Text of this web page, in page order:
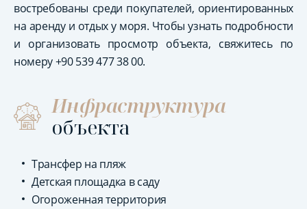
востребованы среди покупателей, ориентированных
на аренду и отдых у моря. Чтобы узнать подробности
и организовать просмотр объекта, свяжитесь по
номеру +90 539 477 38 00.
Инфраструктура
объекта
Трансфер на пляж
Детская площадка в саду
Огороженная территория